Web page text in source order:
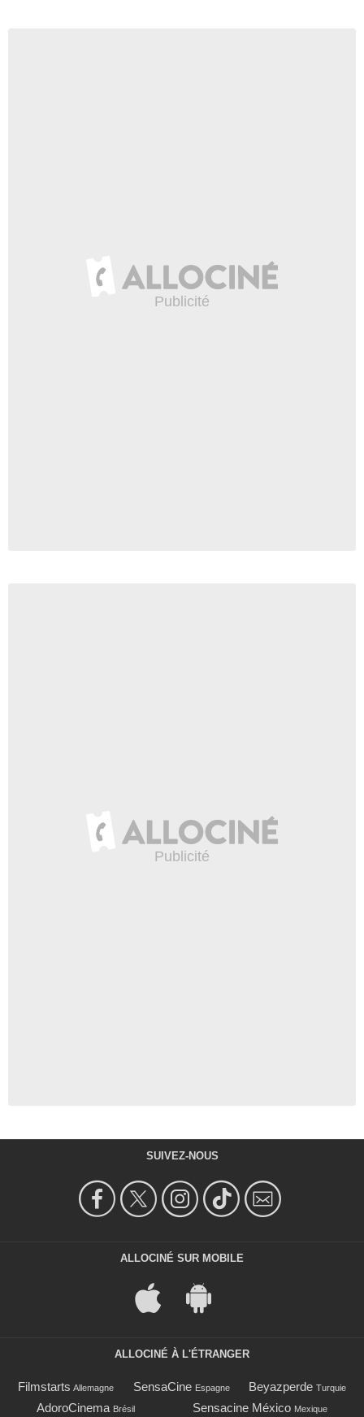
SUIVEZ-NOUS
ALLOCINÉ SUR MOBILE
ALLOCINÉ À L'ÉTRANGER
Filmstarts Allemagne SensaCine Espagne Beyazperde Turquie
AdoroCinema Brésil Sensacine México Mexique